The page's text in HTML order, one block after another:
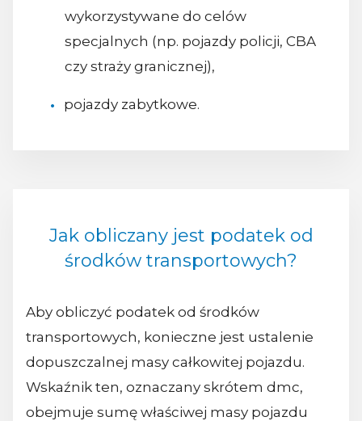
wykorzystywane do celów
specjalnych (np. pojazdy policji, CBA
czy straży granicznej),
pojazdy zabytkowe.
Jak obliczany jest podatek od
środków transportowych?
Aby obliczyć podatek od środków
transportowych, konieczne jest ustalenie
dopuszczalnej masy całkowitej pojazdu.
Wskaźnik ten, oznaczany skrótem dmc,
obejmuje sumę właściwej masy pojazdu